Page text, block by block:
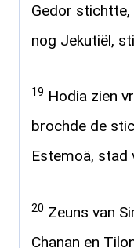
Gedor stichtte,
nog Jekutiël,
19 Hodia zien
brochde de
Estemoä, stad
20 Zeuns van
Chanan en